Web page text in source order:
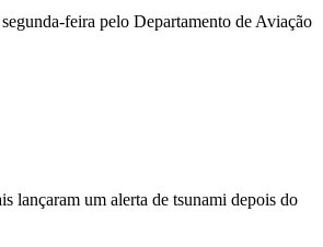
feira pelo Departamento de Aviação
lançaram um alerta de tsunami depois do